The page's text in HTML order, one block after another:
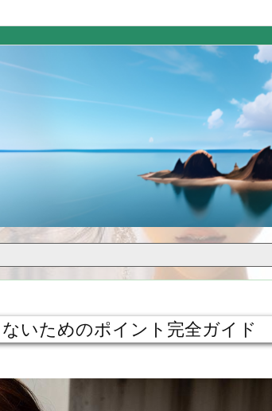
いためのポイント完全ガイド